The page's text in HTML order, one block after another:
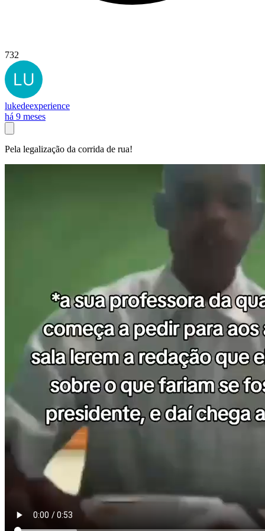
732
lukedeexperience
há 9 meses
Pela legalização da corrida de rua!